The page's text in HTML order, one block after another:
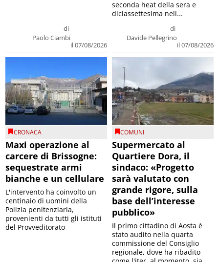
di
Paolo Ciambi
il 07/08/2026
di
Davide Pellegrino
il 07/08/2026
seconda heat della sera e
diciassettesima nell...
CRONACA
Maxi operazione al
carcere di Brissogne:
sequestrate armi
bianche e un cellulare
L'intervento ha coinvolto un
centinaio di uomini della
Polizia penitenziaria,
provenienti da tutti gli istituti
del Provveditorato
COMUNI
Supermercato al
Quartiere Dora, il
sindaco: «Progetto
sarà valutato con
grande rigore, sulla
base dell’interesse
pubblico»
Il primo cittadino di Aosta è
stato audito nella quarta
commissione del Consiglio
regionale, dove ha ribadito